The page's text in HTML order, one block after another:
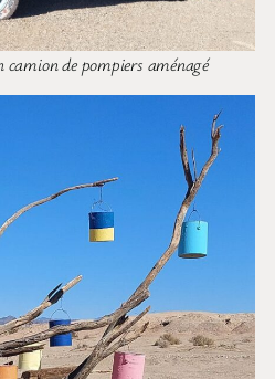
de pompiers aménagé